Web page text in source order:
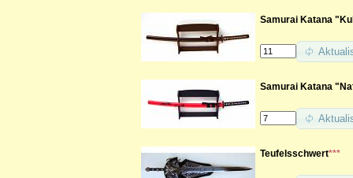
Samurai Katana
Samurai Katana
Teufelsschwert***